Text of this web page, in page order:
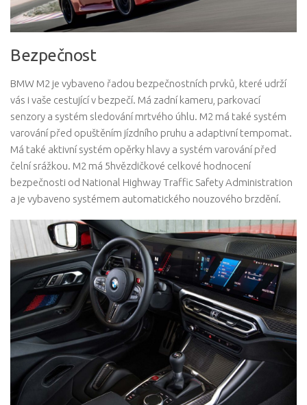
Bezpečnost
BMW M2 je vybaveno řadou bezpečnostních prvků, které udrží
vás i vaše cestující v bezpečí. Má zadní kameru, parkovací
senzory a systém sledování mrtvého úhlu. M2 má také systém
varování před opuštěním jízdního pruhu a adaptivní tempomat.
Má také aktivní systém opěrky hlavy a systém varování před
čelní srážkou. M2 má 5hvězdičkové celkové hodnocení
bezpečnosti od National Highway Traffic Safety Administration
a je vybaveno systémem automatického nouzového brzdění.